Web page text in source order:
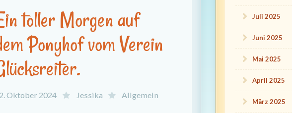
toller Morgen auf
Ponyhof vom Verein
Oktober 2024 Jessika Allgemein
Juli 2025
Juni 2025
Mai 2025
April 2025
März 2025